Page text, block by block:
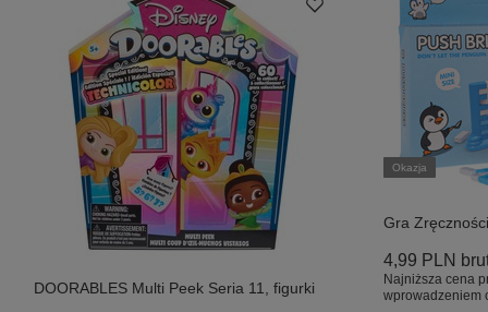
DOORABLES Multi Peek Seria 11, figurki
Okazja
Gra
4,99 PLN
Najniższa cena
wprowadzeniem